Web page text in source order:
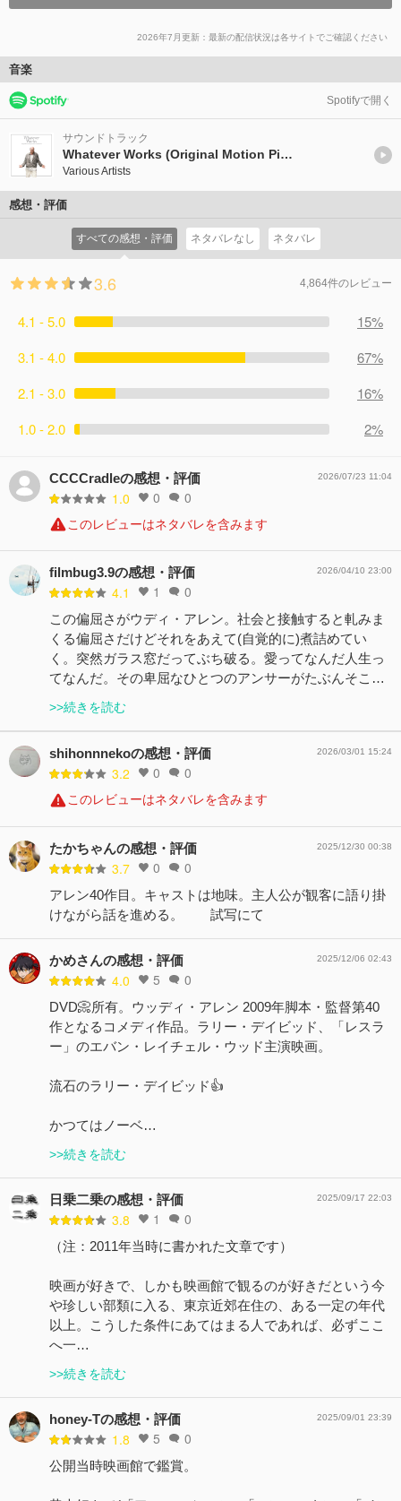
2026年7月更新：最新の配信状況は各サイトでご確認ください
音楽
Spotifyで開く
サウンドトラック
Whatever Works (Original Motion Picture Soundtrack)
Various Artists
感想・評価
すべての感想・評価 ネタバレなし ネタバレ
3.6 4,864件のレビュー
4.1 - 5.0
15%
3.1 - 4.0
67%
2.1 - 3.0
16%
1.0 - 2.0
2%
CCCCradleの感想・評価
1.0 0 0
2026/07/23 11:04
このレビューはネタバレを含みます
filmbug3.9の感想・評価
4.1 1 0
2026/04/10 23:00
この偏屈さがウディ・アレン。社会と接触すると軋みま
くる偏屈さだけどそれをあえて(自覚的に)煮詰めてい
く。突然ガラス窓だってぶち破る。愛ってなんだ人生っ
てなんだ。その卑屈なひとつのアンサーがたぶんそこ…
>>続きを読む
shihonnnekoの感想・評価
3.2 0 0
2026/03/01 15:24
このレビューはネタバレを含みます
たかちゃんの感想・評価
3.7 0 0
2025/12/30 00:38
アレン40作目。キャストは地味。主人公が観客に語り掛
けながら話を進める。 試写にて
かめさんの感想・評価
4.0 5 0
2025/12/06 02:43
DVD📀所有。ウッディ・アレン 2009年脚本・監督第40
作となるコメディ作品。ラリー・デイビッド、「レスラ
ー」のエバン・レイチェル・ウッド主演映画。
流石のラリー・デイビッド👍
かつてはノーベ…
>>続きを読む
日乗二乗の感想・評価
3.8 1 0
2025/09/17 22:03
（注：2011年当時に書かれた文章です）
映画が好きで、しかも映画館で観るのが好きだという今
や珍しい部類に入る、東京近郊在住の、ある一定の年代
以上。こうした条件にあてはまる人であれば、必ずここ
へ一…
>>続きを読む
honey-Tの感想・評価
1.8 5 0
2025/09/01 23:39
公開当時映画館で鑑賞。